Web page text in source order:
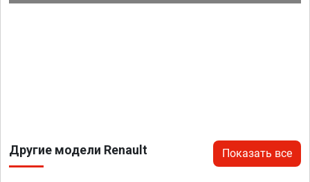
Другие модели Renault Показать все